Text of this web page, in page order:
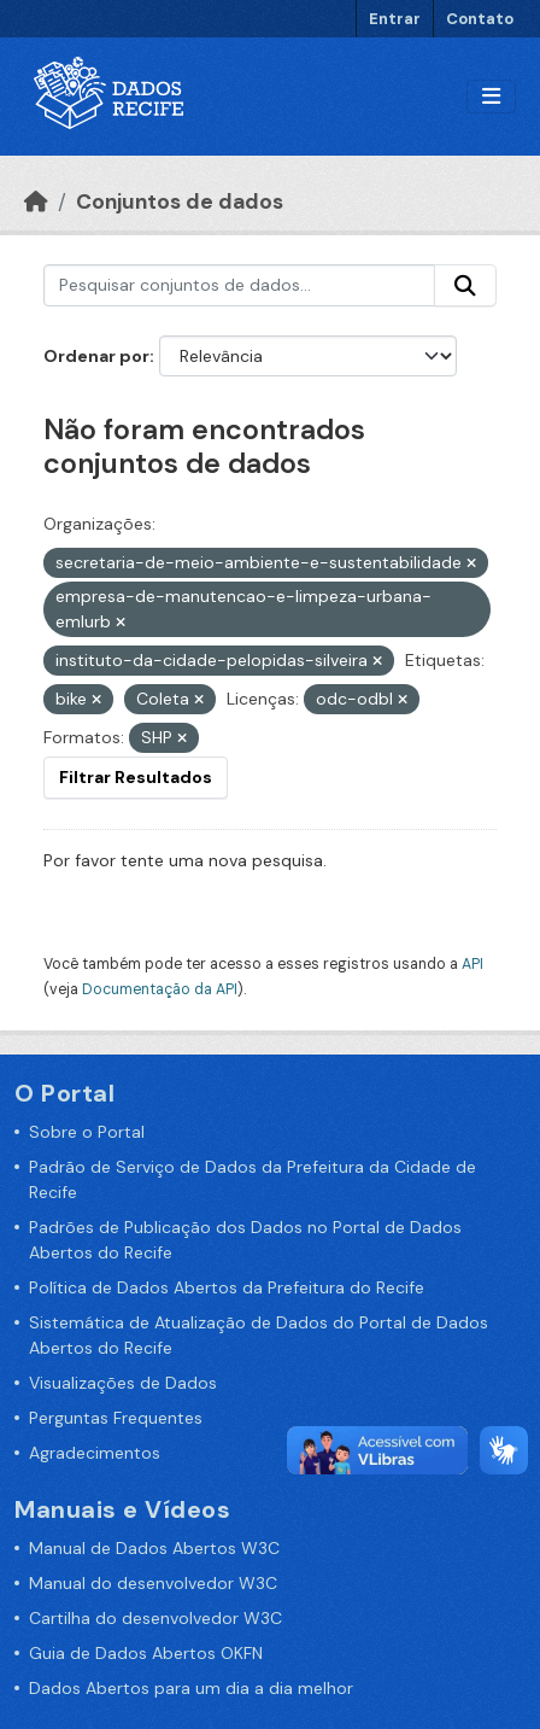
Entrar Contato
Conjuntos de dados
Ordenar por
Não foram encontrados
conjuntos de dados
Organizações:
secretaria-de-meio-ambiente-e-sustentabilidade
empresa-de-manutencao-e-limpeza-urbana-
emlurb
instituto-da-cidade-pelopidas-silveira
Etiquetas:
bike
Coleta Licenças:
odc-odbl
Formatos:
SHP
Filtrar Resultados
Por favor tente uma nova pesquisa.
Você também pode ter acesso a esses registros usando a API
(veja Documentação da API).
O Portal
Sobre o Portal
Padrão de Serviço de Dados da Prefeitura da Cidade de
Recife
Padrões de Publicação dos Dados no Portal de Dados
Abertos do Recife
Política de Dados Abertos da Prefeitura do Recife
Sistemática de Atualização de Dados do Portal de Dados
Abertos do Recife
Visualizações de Dados
Perguntas Frequentes
Agradecimentos
Manuais e Vídeos
Manual de Dados Abertos W3C
Manual do desenvolvedor W3C
Cartilha do desenvolvedor W3C
Guia de Dados Abertos OKFN
Dados Abertos para um dia a dia melhor